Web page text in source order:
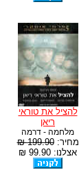
להציל את טוראי
ריאן
מלחמה - דרמה
מחיר:199.90 ₪
אצלנו: 99.90 ₪